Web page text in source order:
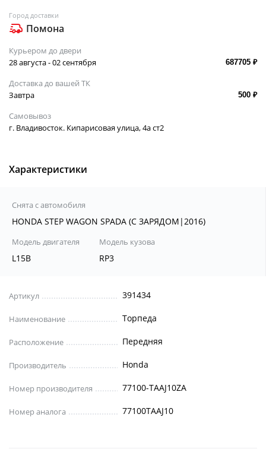
Город доставки
Помона
Курьером до двери
28 августа - 02 сентября
687705 ₽
Доставка до вашей ТК
Завтра
500 ₽
Самовывоз
г. Владивосток. Кипарисовая улица, 4а ст2
Характеристики
Снята с автомобиля
HONDA STEP WAGON SPADA (С ЗАРЯДОМ|2016)
Модель двигателя
L15B
Модель кузова
RP3
Артикул 391434
Наименование Торпеда
Расположение Передняя
Производитель Honda
Номер производителя 77100-TAAJ10ZA
Номер аналога 77100TAAJ10